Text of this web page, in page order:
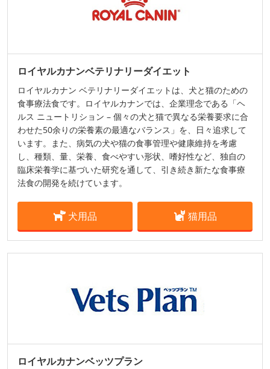
ロイヤルカナンベテリナリーダイエット
ロイヤルカナン ベテリナリーダイエットは、犬と猫のための
食事療法食です。ロイヤルカナンでは、企業理念である「ヘ
ルス ニュートリション – 個々の犬と猫で異なる栄養要求に合
わせた50余りの栄養素の最適なバランス」を、日々追求して
います。また、病気の犬や猫の食事管理や健康維持を考慮
し、種類、量、栄養、食べやすい形状、嗜好性など、独自の
臨床栄養学に基づいた研究を通して、引き続き新たな食事療
法食の開発を続けています。
犬用品 猫用品
ロイヤルカナンベッツプラン